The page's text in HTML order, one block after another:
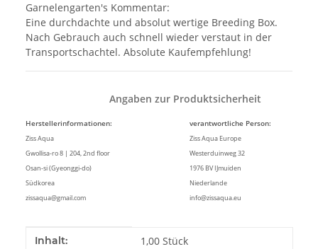
Garnelengarten's Kommentar:
Eine durchdachte und absolut wertige Breeding Box.
Nach Gebrauch auch schnell wieder verstaut in der
Transportschachtel. Absolute Kaufempfehlung!
Angaben zur Produktsicherheit
Herstellerinformationen: verantwortliche Person:
Ziss Aqua
Ziss Aqua Europe
Gwollisa-ro 8 | 204, 2nd floor
Westerduinweg 32
Osan-si (Gyeonggi-do)
1976 BV IJmuiden
Südkorea
Niederlande
zissaqua@gmail.com
info@zissaqua.eu
Produkteigenschaft
Wert
Inhalt: 1,00 Stück